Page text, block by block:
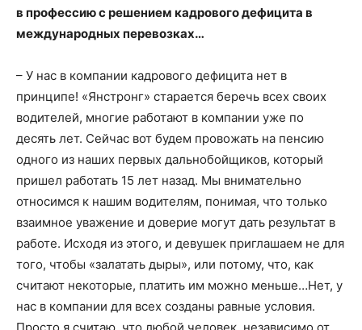
в профессию с решением кадрового дефицита в
международных перевозках…
– У нас в компании кадрового дефицита нет в
принципе! «Янстронг» старается беречь всех своих
водителей, многие работают в компании уже по
десять лет. Сейчас вот будем провожать на пенсию
одного из наших первых дальнобойщиков, который
пришел работать 15 лет назад. Мы внимательно
относимся к нашим водителям, понимая, что только
взаимное уважение и доверие могут дать результат в
работе. Исходя из этого, и девушек приглашаем не для
того, чтобы «залатать дыры», или потому, что, как
считают некоторые, платить им можно меньше…Нет, у
нас в компании для всех созданы равные условия.